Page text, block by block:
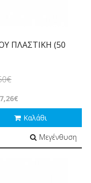
ΠΛΑΣΤΙΚΗ (50
Καλάθι
Μεγένθυση